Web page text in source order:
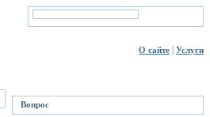
О сайте | Услуги
Вопрос